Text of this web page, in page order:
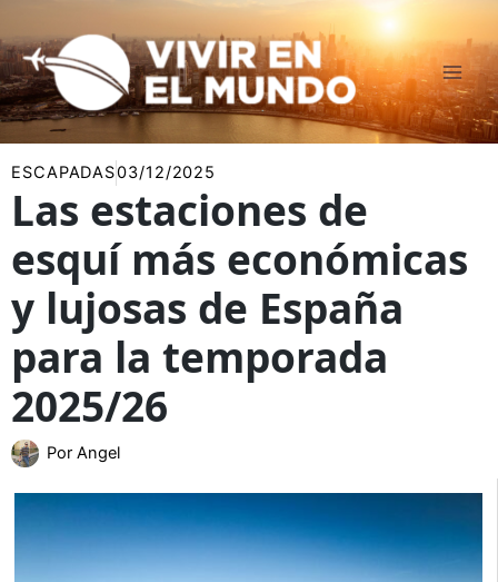
al
contenido
ESCAPADAS03/12/2025
Las estaciones de
esquí más económicas
y lujosas de España
para la temporada
2025/26
Por Angel